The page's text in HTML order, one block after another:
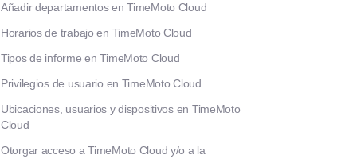
Añadir departamentos en TimeMoto Cloud
Horarios de trabajo en TimeMoto Cloud
Tipos de informe en TimeMoto Cloud
Privilegios de usuario en TimeMoto Cloud
Ubicaciones, usuarios y dispositivos en TimeMoto
Cloud
Otorgar acceso a TimeMoto Cloud y/o a la